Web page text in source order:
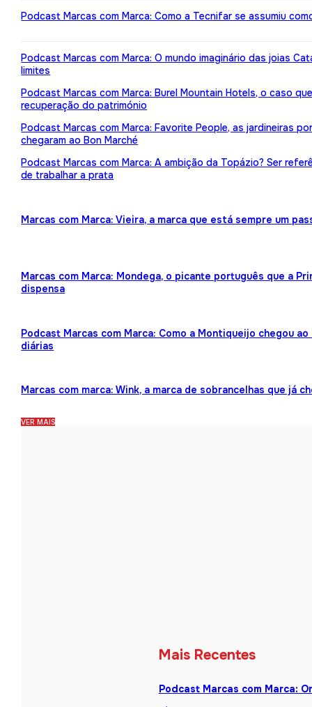
Podcast Marcas com Marca: Como a Tecnifar se assumiu
Podcast Marcas com Marca: O mundo imaginário das joias
limites
Podcast Marcas com Marca: Burel Mountain Hotels, o caso
recuperação do património
Podcast Marcas com Marca: Favorite People, as jardineiras
chegaram ao Bon Marché
Podcast Marcas com Marca: A ambição da Topázio? Ser
de trabalhar a prata
Marcas com Marca: Vieira, a marca que está sempre um
Marcas com Marca: Mondega, o picante português que a
dispensa
Podcast Marcas com Marca: Como a Montiqueijo chegou
diárias
Marcas com marca: Wink, a marca de sobrancelhas que já
VER MAIS
Mais Recentes
Podcast Marcas com Marca: